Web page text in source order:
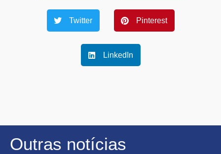
Twitter Pinterest
LinkedIn
Outras notícias